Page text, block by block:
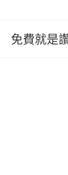
免費就是